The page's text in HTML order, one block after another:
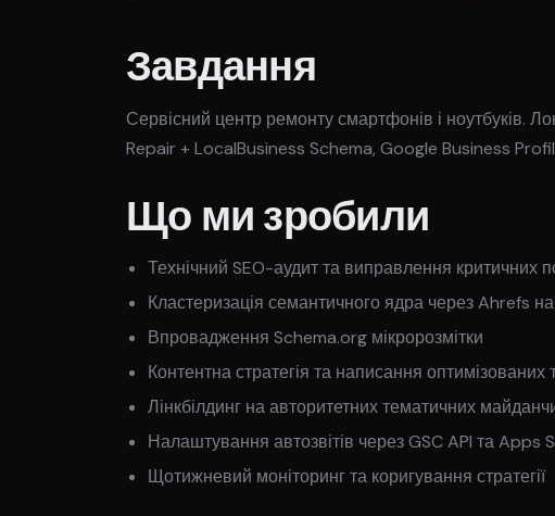
Завдання
Сервісний центр ремонту смартфонів і ноутбуків.
Repair + LocalBusiness Schema, Google Business
Що ми зробили
Технічний SEO-аудит та виправлення критичних
Кластеризація семантичного ядра через Ahrefs
Впровадження Schema.org мікророзмітки
Контентна стратегія та написання оптимізованих
Лінкбілдинг на авторитетних тематичних
Налаштування автозвітів через GSC API та Apps
Щотижневий моніторинг та коригування стратегії